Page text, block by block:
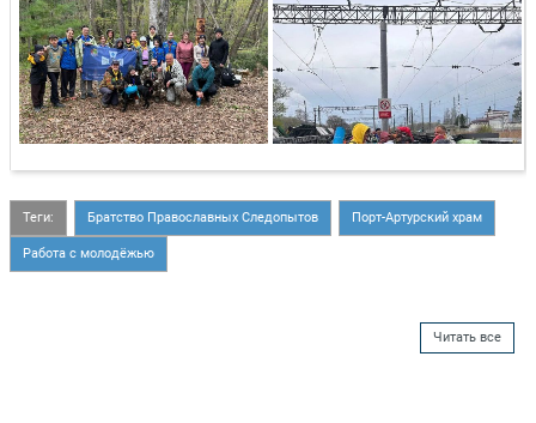
Теги: Братство Православных Следопытов Порт-Артурский храм
Работа с молодёжью
Читать все